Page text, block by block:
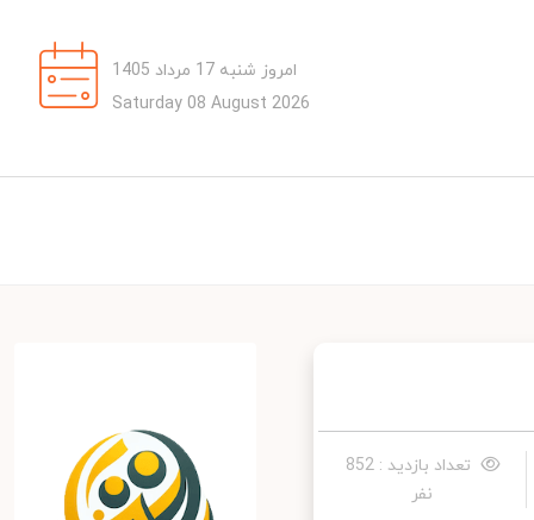
امروز شنبه 17 مرداد 1405
Saturday 08 August 2026
تعداد بازدید : 852
نفر